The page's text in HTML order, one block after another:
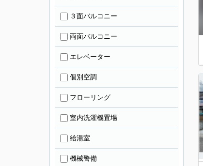
３面バルコニー
両面バルコニー
エレベーター
個別空調
フローリング
室内洗濯機置場
給湯室
機械警備